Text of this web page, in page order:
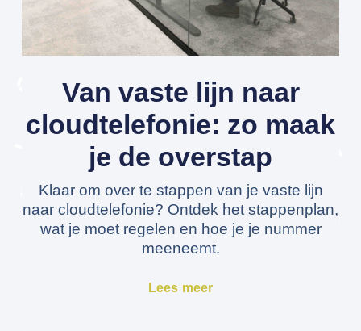
Van vaste lijn naar
cloudtelefonie: zo maak
je de overstap
Klaar om over te stappen van je vaste lijn
naar cloudtelefonie? Ontdek het stappenplan,
wat je moet regelen en hoe je je nummer
meeneemt.
Lees meer